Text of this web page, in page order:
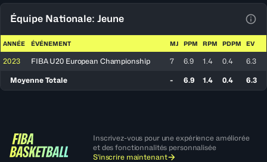
Équipe Nationale: Jeune
ANNÉE ÉVÉNEMENT MJ PPM RPM PDPM EV
2023 FIBA U20 European Championship 7 6.9 1.4 0.4 6.3
Moyenne Totale - 6.9 1.4 0.4 6.3
Inscrivez-vous pour une expérience améliorée
et des fonctionnalités personnalisée
S'inscrire maintenant